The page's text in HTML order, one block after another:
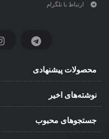
ارتباط با تلگرام
محصولات پیشنهادی
نوشته‌های اخیر
جستجوهای محبوب